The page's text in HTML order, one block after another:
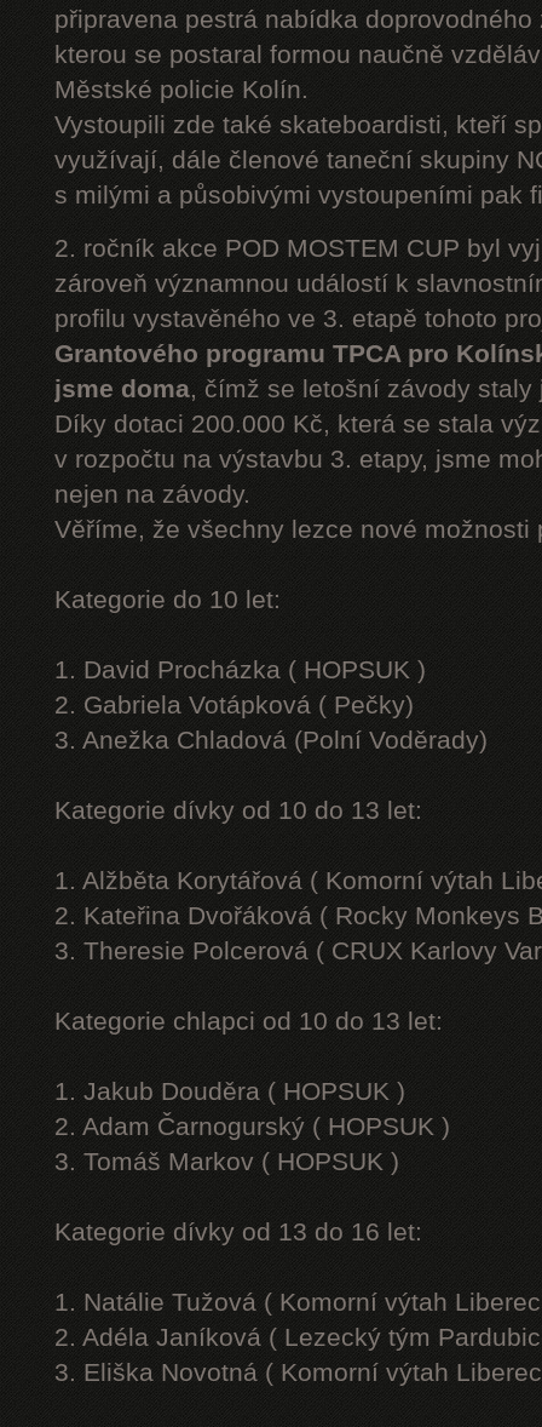
připravena pestrá nabídka
kterou se postaral formou naučně
Městské policie Kolín.
Vystoupili zde také skateboardisti, kteří
využívají, dále členové taneční skupiny
s milými a působivými vystoupeními pak
2. ročník akce POD MOSTEM CUP byl
zároveň významnou událostí k
profilu vystavěného ve 3. etapě tohoto
Grantového programu TPCA pro
jsme doma, čímž se letošní závody
Díky dotaci 200.000 Kč, která se stala
v rozpočtu na výstavbu 3. etapy, jsme
nejen na závody.
Věříme, že všechny lezce nové možnosti
Kategorie do 10 let:
1. David Procházka ( HOPSUK )
2. Gabriela Votápková ( Pečky)
3. Anežka Chladová (Polní Voděrady)
Kategorie dívky od 10 do 13 let:
1. Alžběta Korytářová ( Komorní výtah
2. Kateřina Dvořáková ( Rocky Monkeys
3. Theresie Polcerová ( CRUX Karlovy
Kategorie chlapci od 10 do 13 let:
1. Jakub Douděra ( HOPSUK )
2. Adam Čarnogurský ( HOPSUK )
3. Tomáš Markov ( HOPSUK )
Kategorie dívky od 13 do 16 let:
1. Natálie Tužová ( Komorní výtah
2. Adéla Janíková ( Lezecký tým
3. Eliška Novotná ( Komorní výtah